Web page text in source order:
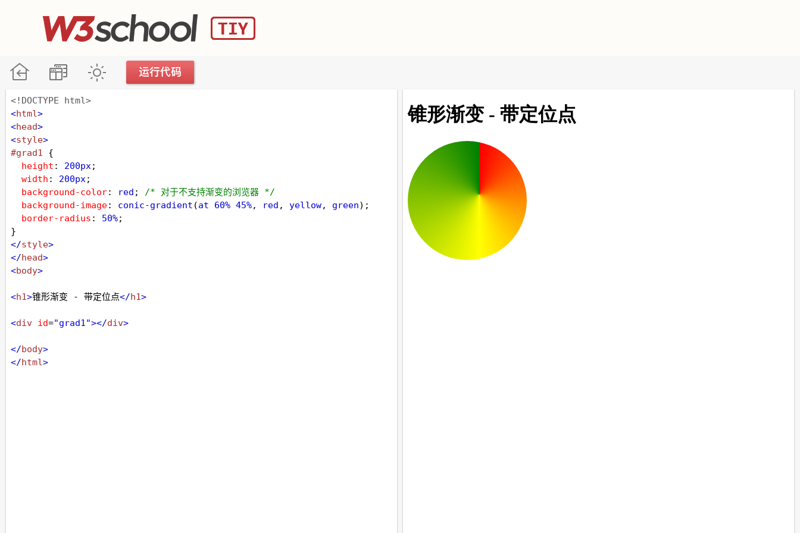
<!DOCTYPE html>
<html>
<head>
<style>
#grad1 {
height : 200px;
width : 200px;
background-color: red ; /* 对于不支持渐变的浏览器 */
background-image: conic-gradient (at 60% 45%, red , yellow, green);
border-radius : 50%;
}
</style>
</head>
<body>
<h1>锥形渐变 - 带定位点</h1>
<div id="grad1"></div>
</body>
</html>